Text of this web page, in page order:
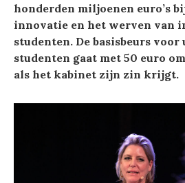
honderden miljoenen euro’s
innovatie en het werven van
studenten. De basisbeurs
studenten gaat met 50 euro
als het kabinet zijn zin krijgt.